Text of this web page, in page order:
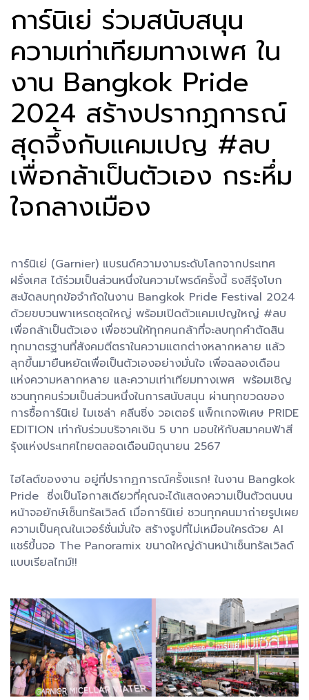
การ์นิเย่ ร่วมสนับสนุน
ความเท่าเทียมทางเพศ ใน
งาน Bangkok Pride
2024 สร้างปรากฏการณ์
สุดจึ้งกับแคมเปญ #ลบ
เพื่อกล้าเป็นตัวเอง กระหึ่ม
ใจกลางเมือง
การ์นิเย่ (Garnier) แบรนด์ความงามระดับโลกจากประเทศ
ฝรั่งเศส ได้ร่วมเป็นส่วนหนึ่งในความไพรด์ครั้งนี้ ธงสีรุ้งโบก
สะบัดลบทุกข้อจำกัดในงาน Bangkok Pride Festival 2024
ด้วยขบวนพาเหรดชุดใหญ่ พร้อมเปิดตัวแคมเปญใหญ่ #ลบ
เพื่อกล้าเป็นตัวเอง เพื่อชวนให้ทุกคนกล้าที่จะลบทุกคำตัดสิน
ทุกมาตรฐานที่สังคมตีตราในความแตกต่างหลากหลาย แล้ว
ลุกขึ้นมายืนหยัดเพื่อเป็นตัวเองอย่างมั่นใจ เพื่อฉลองเดือน
แห่งความหลากหลาย และความเท่าเทียมทางเพศ พร้อมเชิญ
ชวนทุกคนร่วมเป็นส่วนหนึ่งในการสนับสนุน ผ่านทุกขวดของ
การซื้อการ์นิเย่ ไมเซล่า คลีนซิ่ง วอเตอร์ แพ็กเกจพิเศษ PRIDE
EDITION เท่ากับร่วมบริจาคเงิน 5 บาท มอบให้กับสมาคมฟ้าสี
รุ้งแห่งประเทศไทยตลอดเดือนมิถุนายน 2567
ไฮไลต์ของงาน อยู่ที่ปรากฏการณ์ครั้งแรก! ในงาน Bangkok
Pride ซี่งเป็นโอกาสเดียวที่คุณจะได้แสดงความเป็นตัวตนบน
หน้าจอยักษ์เซ็นทรัลเวิลด์ เมื่อการ์นิเย่ ชวนทุกคนมาถ่ายรูปเผย
ความเป็นคุณในเวอร์ชั่นมั่นใจ สร้างรูปที่ไม่เหมือนใครด้วย AI
แชร์ขึ้นจอ The Panoramix ขนาดใหญ่ด้านหน้าเซ็นทรัลเวิลด์
แบบเรียลไทม์!!